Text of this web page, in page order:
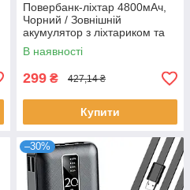
Повербанк-ліхтар 4800мАч,
Чорний / Зовнішній
акумулятор з ліхтариком та
сонячною батареєю /
Портативна зарядка
В наявності
299 ₴ 427,14 ₴
Купити
–30%